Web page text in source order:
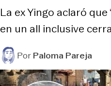
La ex Yingo aclaró
en un all inclusive
PorPaloma Pareja